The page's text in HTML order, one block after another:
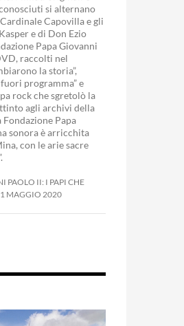
si alternano
Capovilla e gli
e di Don Ezio
Papa Giovanni
raccolti nel
la storia”,
programma” e
rock che sgretolò la
agli archivi della
Papa
sonora è arricchita
con le arie sacre
PAOLO II: I PAPI CHE
1 MAGGIO 2020